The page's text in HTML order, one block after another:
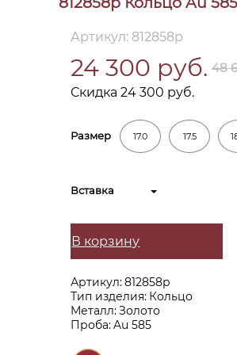
Артикул: 812858р
24 300 руб. 48
Скидка 24 300 руб.
Размер 17.0 17.5
Вставка
В корзину
Артикул:812858р
Тип изделия: Кольцо
Металл:Золото
Проба:Au 585